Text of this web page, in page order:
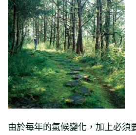
由於每年的氣候變化，加上必須